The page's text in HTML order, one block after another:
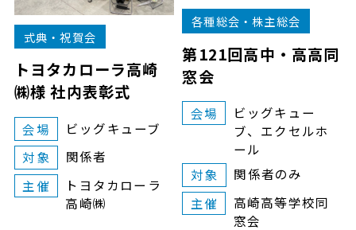
式典・祝賀会
トヨタカローラ高崎
㈱様 社内表彰式
会場
ビッグキューブ
対象
関係者
主催
トヨタカローラ
高崎㈱
各種総会・株主総会
第121回高中・高高同
窓会
会場
ビッグキュー
ブ、エクセルホ
ール
対象
関係者のみ
主催
高崎高等学校同
窓会